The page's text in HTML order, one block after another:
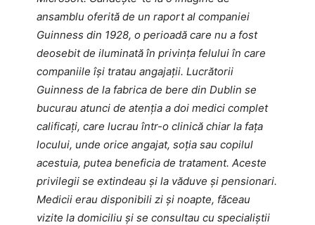
ansamblu oferită de un raport al companiei
Guinness din 1928, o perioadă care nu a fost
deosebit de iluminată în privința felului în care
companiile își tratau angajații. Lucrătorii
Guinness de la fabrica de bere din Dublin se
bucurau atunci de atenția a doi medici complet
calificați, care lucrau într-o clinică chiar la fața
locului, unde orice angajat, soția sau copilul
acestuia, putea beneficia de tratament. Aceste
privilegii se extindeau și la văduve și pensionari.
Medicii erau disponibili zi și noapte, făceau
vizite la domiciliu și se consultau cu specialiștii